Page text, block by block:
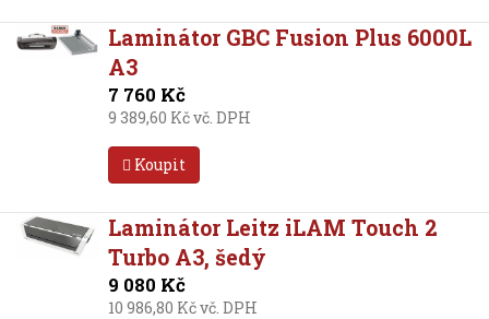
Laminátor GBC Fusion Plus 6000L
A3
7 760 Kč
9 389,60 Kč vč. DPH
Koupit
Laminátor Leitz iLAM Touch 2
Turbo A3, šedý
9 080 Kč
10 986,80 Kč vč. DPH